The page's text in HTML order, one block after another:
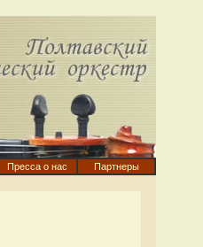
Пресса о нас Партнеры